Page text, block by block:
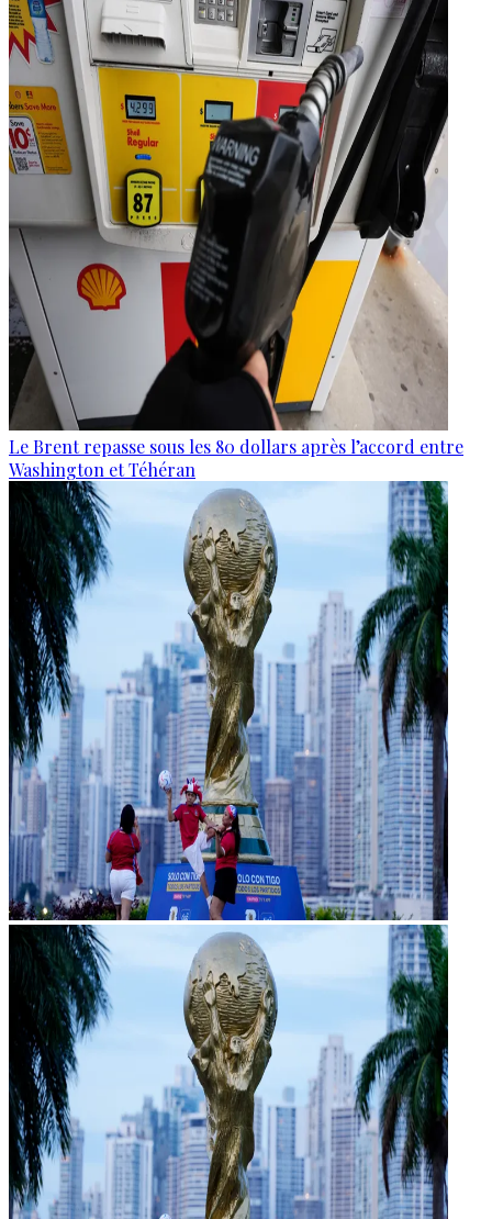
Le Brent repasse sous les 80 dollars après l’accord entre
Washington et Téhéran